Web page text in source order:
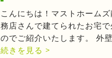
こんにちは！マストホーム
務店さんで建てられたお宅
のでご紹介いたします。 外
続きを見る >